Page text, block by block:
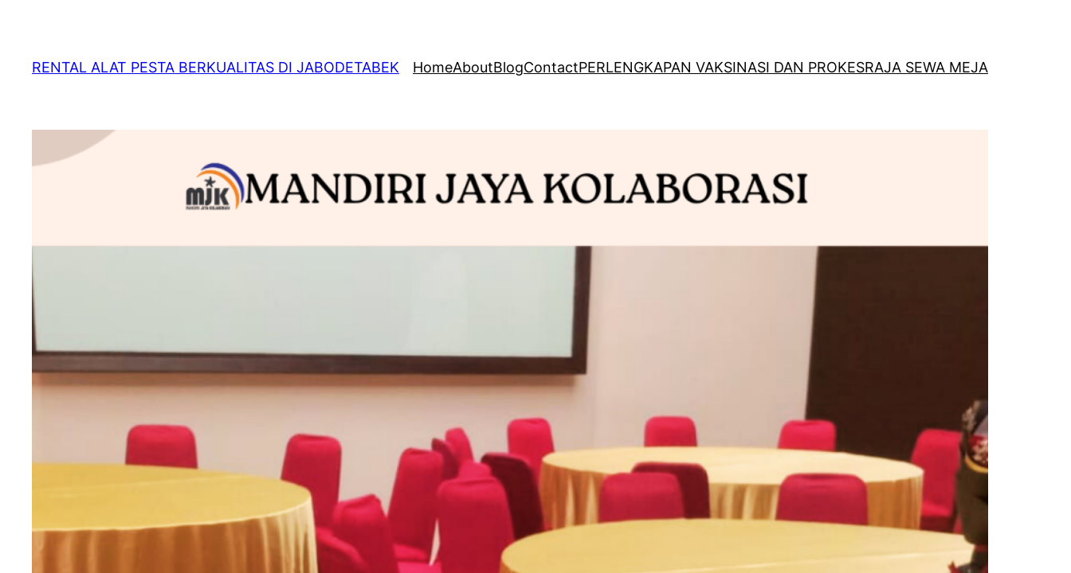
RENTAL ALAT PESTA BERKUALITAS DI JABODETABEK HomeAboutBlogContactPERLENGKAPAN VAKSINASI DAN PROKESRAJA SEWA MEJA